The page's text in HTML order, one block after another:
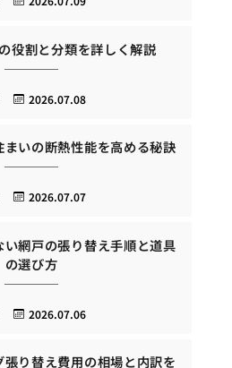
役割と分類を詳しく解説
2026.07.08
いの断熱性能を高める秘訣
2026.07.07
網戸の張り替え手順と道具
の選び方
2026.07.06
り替え費用の相場と内訳を